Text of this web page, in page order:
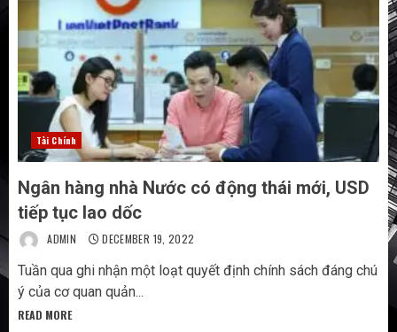
Tài Chính
Ngân hàng nhà Nước có động thái mới, USD
tiếp tục lao dốc
ADMIN DECEMBER 19, 2022
Tuần qua ghi nhận một loạt quyết định chính sách đáng chú
ý của cơ quan quản...
READ MORE